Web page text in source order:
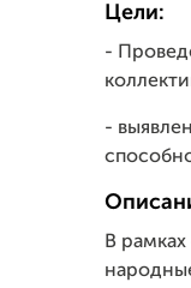
Цели:
-
-
В